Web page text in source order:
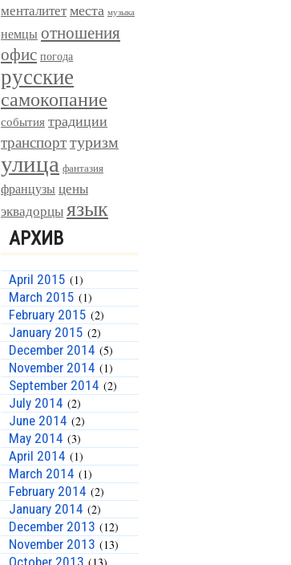
менталитетместа музыка
немцы отношения
офис погода
русские
самокопание
события традиции
транспорттуризм
улица фантазия
французы цены
эквадорцыязык
АРХИВ
April 2015 (1)
March 2015 (1)
February 2015 (2)
January 2015 (2)
December 2014 (5)
November 2014 (1)
September 2014 (2)
July 2014 (2)
June 2014 (2)
May 2014 (3)
April 2014 (1)
March 2014 (1)
February 2014 (2)
January 2014 (2)
December 2013 (12)
November 2013 (13)
October 2013